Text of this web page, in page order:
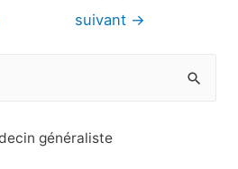
suivant →